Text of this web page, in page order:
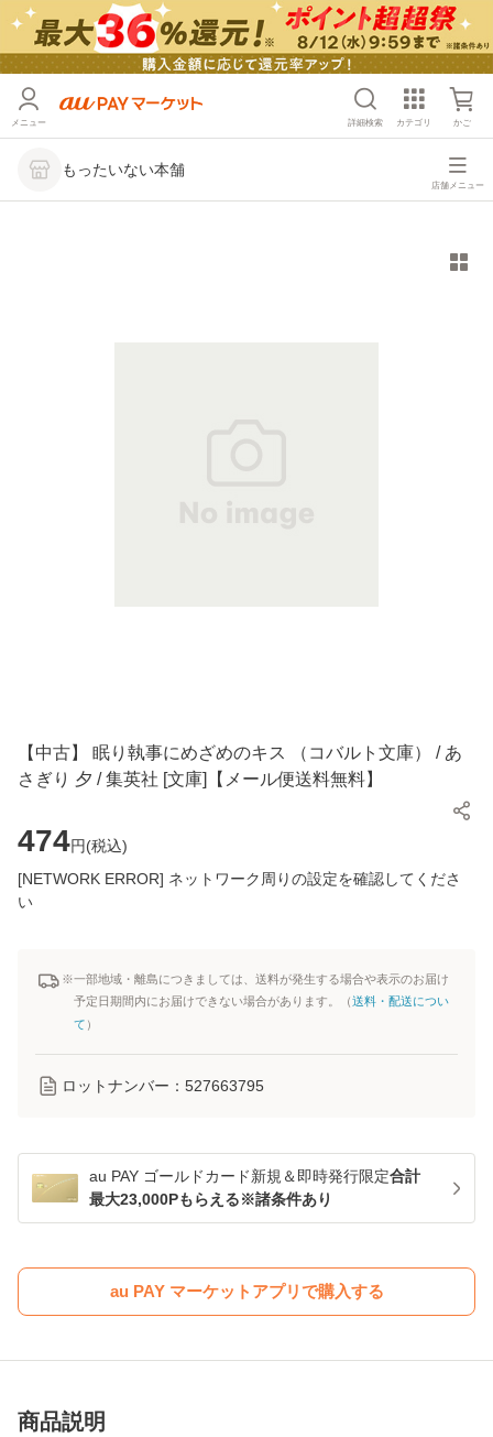
メニュー 詳細検索 カテゴリ かご
もったいない本舗
店舗メニュー
【中古】 眠り執事にめざめのキス （コバルト文庫） / あ
さぎり 夕 / 集英社 [文庫]【メール便送料無料】
474円(税込)
[NETWORK ERROR] ネットワーク周りの設定を確認してくださ
い
※一部地域・離島につきましては、送料が発生する場合や表示のお届け
予定日期間内にお届けできない場合があります。（送料・配送につい
て ）
ロットナンバー： 527663795
au PAY ゴールドカード新規＆即時発行限定合計
最大23,000Pもらえる※諸条件あり
au PAY マーケットアプリで購入する
商品説明